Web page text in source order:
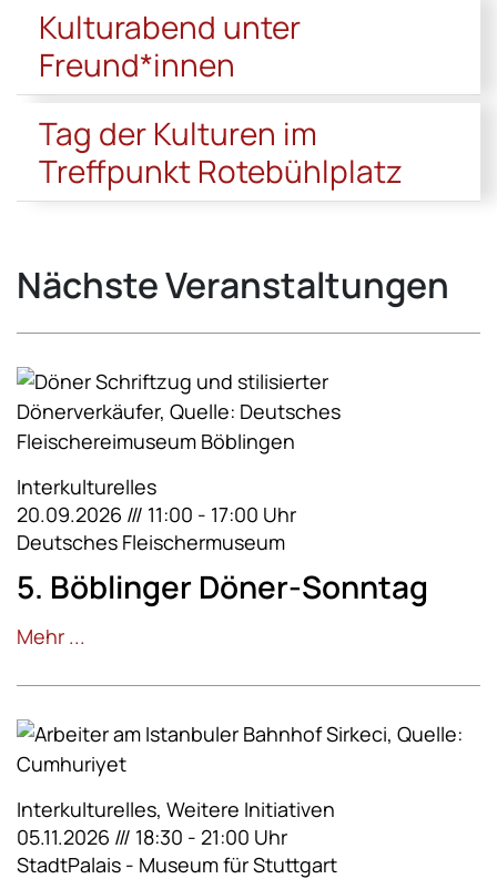
Kulturabend unter
Freund*innen
Tag der Kulturen im
Treffpunkt Rotebühlplatz
Nächste Veranstaltungen
Interkulturelles
20.09.2026 /// 11:00 - 17:00 Uhr
Deutsches Fleischermuseum
5. Böblinger Döner-Sonntag
Mehr ...
Interkulturelles, Weitere Initiativen
05.11.2026 /// 18:30 - 21:00 Uhr
StadtPalais - Museum für Stuttgart